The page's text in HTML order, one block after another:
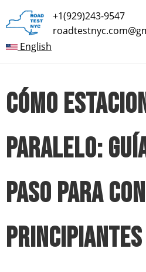
+1(929)243-9547
English
CÓMO
PARALELO:
PASO PARA
PRINCIPIANTES